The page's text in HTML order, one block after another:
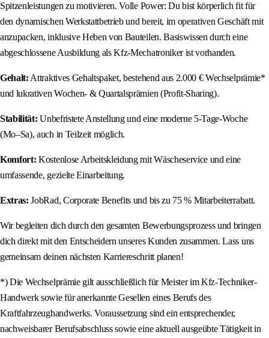
Spitzenleistungen zu motivieren. Volle Power: Du bist körperlich fit für
den dynamischen Werkstattbetrieb und bereit, im operativen Geschäft mit
anzupacken, inklusive Heben von Bauteilen. Basiswissen durch eine
abgeschlossene Ausbildung als Kfz-Mechatroniker ist vorhanden.
Gehalt: Attraktives Gehaltspaket, bestehend aus 2.000 € Wechselprämie*
und lukrativen Wochen- & Quartalsprämien (Profit-Sharing).
Stabilität: Unbefristete Anstellung und eine moderne 5-Tage-Woche
(Mo–Sa), auch in Teilzeit möglich.
Komfort: Kostenlose Arbeitskleidung mit Wäscheservice und eine
umfassende, gezielte Einarbeitung.
Extras: JobRad, Corporate Benefits und bis zu 75 % Mitarbeiterrabatt.
Wir begleiten dich durch den gesamten Bewerbungsprozess und bringen
dich direkt mit den Entscheidern unseres Kunden zusammen. Lass uns
gemeinsam deinen nächsten Karriereschritt planen!
*) Die Wechselprämie gilt ausschließlich für Meister im Kfz-Techniker-
Handwerk sowie für anerkannte Gesellen eines Berufs des
Kraftfahrzeughandwerks. Voraussetzung sind ein entsprechender,
nachweisbarer Berufsabschluss sowie eine aktuell ausgeübte Tätigkeit in